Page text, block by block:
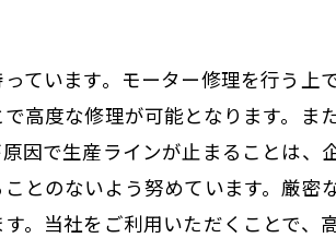
ています。モーター修理を行う上
高度な修理が可能となります。
因で生産ラインが止まることは
とのないよう努めています。厳
。当社をご利用いただくことで